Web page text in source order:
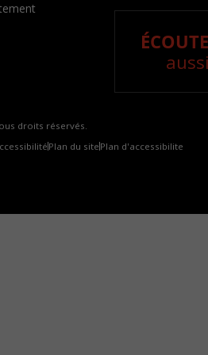
droits réservés.
Plan du site Plan d'accessibilite